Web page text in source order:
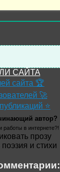
САЙТА
сайта 🏆
🚀
⭐
автор?
работы в интернете?!
прозу
и стихи